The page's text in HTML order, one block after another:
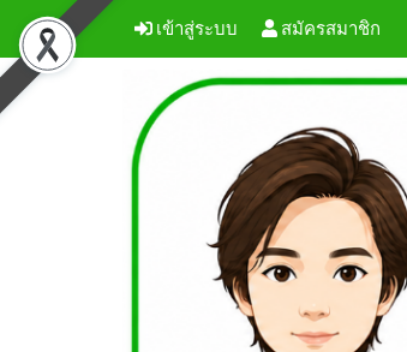
เข้าสู่ระบบ สมัครสมาชิก